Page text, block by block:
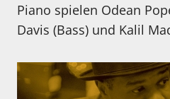
Piano spielen Odean
Davis (Bass) und Kalil